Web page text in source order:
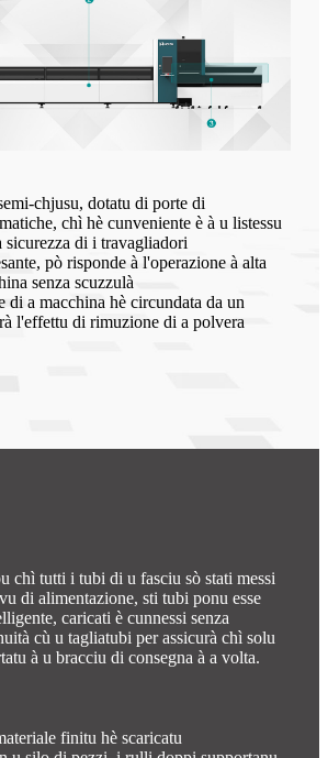
chjusu, dotatu di porte di
chì hè cunveniente è à u listessu
sicurezza di i travagliadori
pò risponde à l'operazione à alta
senza scuzzulà
di a macchina hè circundata da un
l'effettu di rimuzione di a polvera
chì tutti i tubi di u fasciu sò stati messi
di alimentazione, sti tubi ponu esse
caricati è cunnessi senza
cù u tagliatubi per assicurà chì solu
à u bracciu di consegna à a volta.
finitu hè scaricatu